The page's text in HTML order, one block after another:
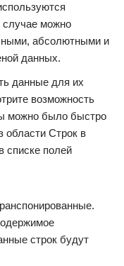
можно
абсолютными и
данных.
данные для их
возможность
можно было быстро
области Строк в
списке полей
строк будут